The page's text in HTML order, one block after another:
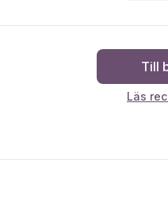
Till
Läs